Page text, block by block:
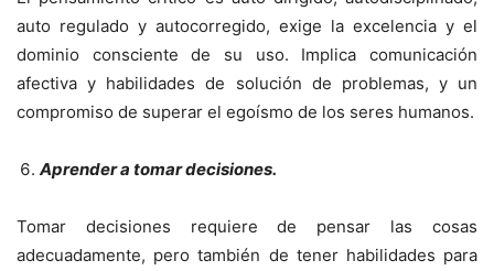
auto regulado y autocorregido, exige la excelencia y el
dominio consciente de su uso. Implica comunicación
afectiva y habilidades de solución de problemas, y un
compromiso de superar el egoísmo de los seres humanos.
Aprender a tomar decisiones.
Tomar decisiones requiere de pensar las cosas
adecuadamente, pero también de tener habilidades para